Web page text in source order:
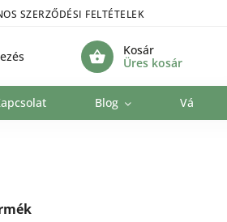
SZERZŐDÉSI FELTÉTELEK
Kosár
Üres kosár
Blog